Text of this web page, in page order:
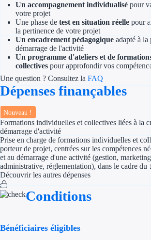
Un accompagnement individualisé pour
votre projet
Une phase de test en situation réelle pour
la pertinence de votre projet
Un encadrement pédagogique adapté à la
démarrage de l'activité
Un programme d'ateliers et de
collectives pour approfondir vos
Une question ? Consultez la FAQ
Dépenses finançables
Nouveau !
Formations individuelles et collectives liées à la
démarrage d'activité
Prise en charge de formations individuelles et
porteur de projet, centrées sur les compétences
et au démarrage d'une activité (gestion,
administrative, réglementation), dans le cadre du
Découvrir les autres dépenses
Conditions
Bénéficiaires éligibles